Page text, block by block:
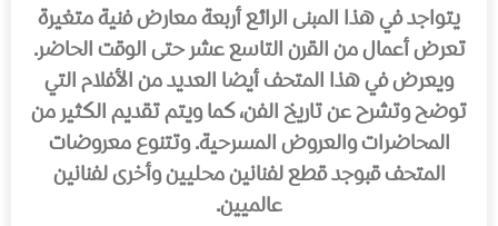
يتواجد في هذا المبنى الرائع أربعة معارض فنية متغيرة
تعرض أعمال من القرن التاسع عشر حتى الوقت الحاضر.
ويعرض في هذا المتحف أيضا العديد من الأفلام التي
توضح وتشرح عن تاريخ الفن، كما ويتم تقديم الكثير من
المحاضرات والعروض المسرحية. وتتنوع معروضات
المتحف قبوجد قطع لفنانين محليين وأخرى لفنانين
عالميين.